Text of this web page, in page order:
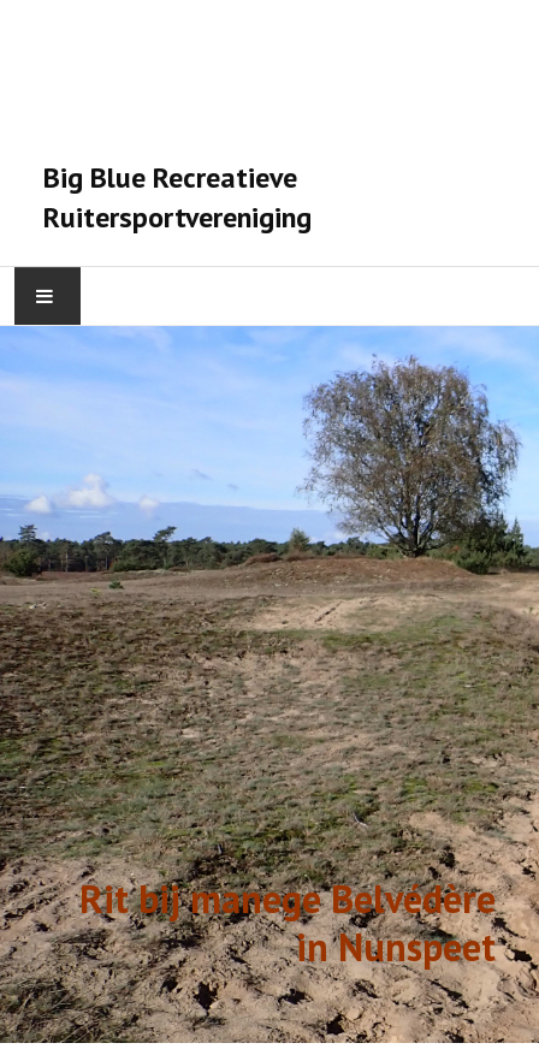
Big Blue Recreatieve
Ruitersportvereniging
VERENIGING
STALPRAET
GESCHIEDENIS
LINKS
Rit bij manege Belvédère
in Nunspeet